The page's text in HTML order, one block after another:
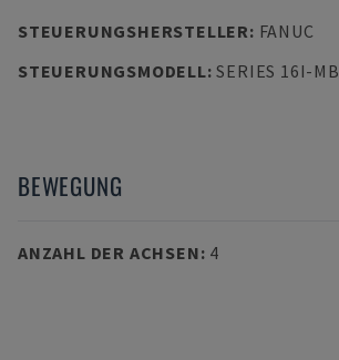
STEUERUNGSHERSTELLER: FANUC
STEUERUNGSMODELL:SERIES 16I-MB
BEWEGUNG
ANZAHL DER ACHSEN: 4